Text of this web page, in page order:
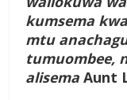
kumsema
mtu
tumuombee,
alisema Aunt